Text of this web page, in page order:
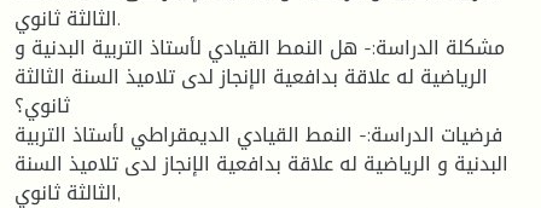
الثالثة ثانوي.
مشكلة الدراسة:- هل النمط القيادي لأستاذ التربية البدنية و
الرياضية له علاقة بدافعية الإنجاز لدى تلاميذ السنة الثالثة
ثانوي؟
فرضيات الدراسة:- النمط القيادي الديمقراطي لأستاذ التربية
البدنية و الرياضية له علاقة بدافعية الإنجاز لدى تلاميذ السنة
الثالثة ثانوي,